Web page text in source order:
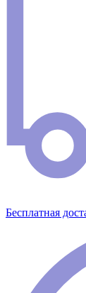
Бесплатная